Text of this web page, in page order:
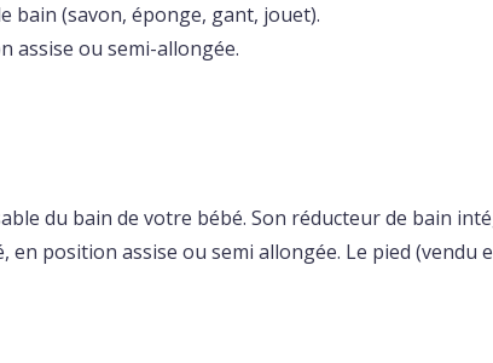
bain (savon, éponge, gant, jouet).
assise ou semi-allongée.
du bain de votre bébé. Son réducteur de bain
en position assise ou semi allongée. Le pied